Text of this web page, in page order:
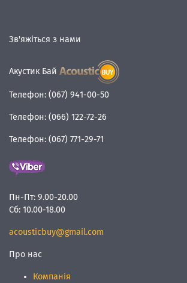
Зв'яжіться з нами
Акустик Бай
Телефон: (067) 941-00-50
Телефон: (066) 122-72-26
Телефон: (067) 771-29-71
Пн-Пт: 9.00-20.00
Сб: 10.00-18.00
acousticbuy@gmail.com
Про нас
Компанія